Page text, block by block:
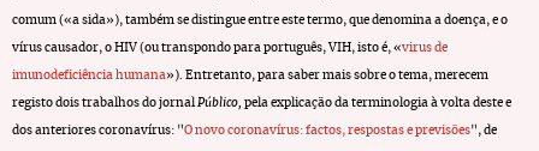
comum («a sida»), também se distingue entre este termo, que denomina a doença, e o
vírus causador, o HIV (ou transpondo para português, VIH, isto é, «virus de
imunodeficiência humana»). Entretanto, para saber mais sobre o tema, merecem
registo dois trabalhos do jornal Público, pela explicação da terminologia à volta deste e
dos anteriores coronavírus: "O novo coronavírus: factos, respostas e previsões", de